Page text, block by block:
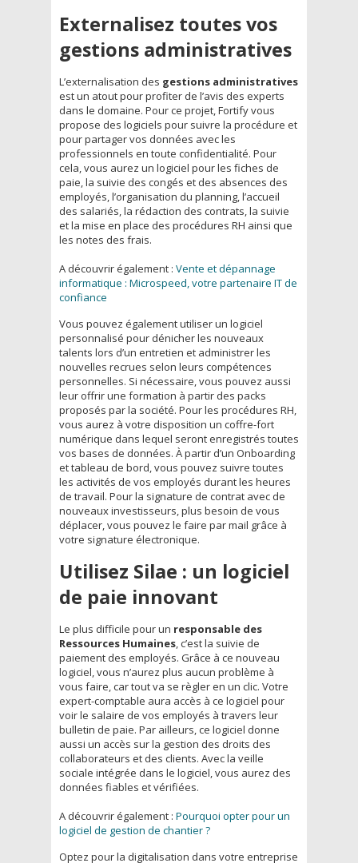
Externalisez toutes vos
gestions administratives
L’externalisation des gestions administratives
est un atout pour profiter de l’avis des experts
dans le domaine. Pour ce projet, Fortify vous
propose des logiciels pour suivre la procédure et
pour partager vos données avec les
professionnels en toute confidentialité. Pour
cela, vous aurez un logiciel pour les fiches de
paie, la suivie des congés et des absences des
employés, l’organisation du planning, l’accueil
des salariés, la rédaction des contrats, la suivie
et la mise en place des procédures RH ainsi que
les notes des frais.
A découvrir également : Vente et dépannage
informatique : Microspeed, votre partenaire IT de
confiance
Vous pouvez également utiliser un logiciel
personnalisé pour dénicher les nouveaux
talents lors d’un entretien et administrer les
nouvelles recrues selon leurs compétences
personnelles. Si nécessaire, vous pouvez aussi
leur offrir une formation à partir des packs
proposés par la société. Pour les procédures RH,
vous aurez à votre disposition un coffre-fort
numérique dans lequel seront enregistrés toutes
vos bases de données. À partir d’un Onboarding
et tableau de bord, vous pouvez suivre toutes
les activités de vos employés durant les heures
de travail. Pour la signature de contrat avec de
nouveaux investisseurs, plus besoin de vous
déplacer, vous pouvez le faire par mail grâce à
votre signature électronique.
Utilisez Silae : un logiciel
de paie innovant
Le plus difficile pour un responsable des
Ressources Humaines, c’est la suivie de
paiement des employés. Grâce à ce nouveau
logiciel, vous n’aurez plus aucun problème à
vous faire, car tout va se règler en un clic. Votre
expert-comptable aura accès à ce logiciel pour
voir le salaire de vos employés à travers leur
bulletin de paie. Par ailleurs, ce logiciel donne
aussi un accès sur la gestion des droits des
collaborateurs et des clients. Avec la veille
sociale intégrée dans le logiciel, vous aurez des
données fiables et vérifiées.
A découvrir également : Pourquoi opter pour un
logiciel de gestion de chantier ?
Optez pour la digitalisation dans votre entreprise